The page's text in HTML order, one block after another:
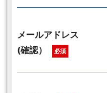
メールアドレス
(確認）
必須